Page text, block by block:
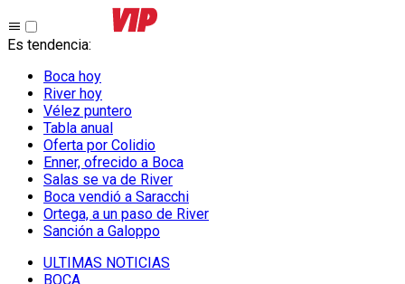
Es tendencia:
Boca hoy
River hoy
Vélez puntero
Tabla anual
Oferta por Colidio
Enner, ofrecido a Boca
Salas se va de River
Boca vendió a Saracchi
Ortega, a un paso de River
Sanción a Galoppo
ULTIMAS NOTICIAS
BOCA